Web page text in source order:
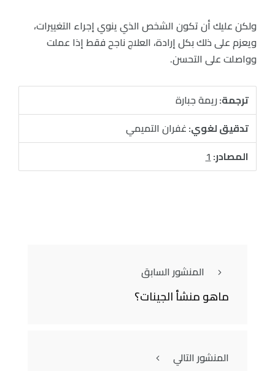
ولكن عليك أن تكون الشخص الذي ينوي إجراء التغييرات،
ويعزم على ذلك بكل إرادة، العلاج ناجح فقط إذا عملت
وواصلت على التحسن.
ترجمة:ريمة جبارة
تدقيق لغوي:غفران التميمي
المصادر:1
المنشور السابق
ماهو منشأ الجينات؟
المنشور التالي